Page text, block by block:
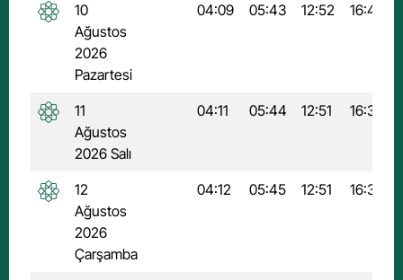
10
Ağustos
2026
Pazartesi
04:09 05:43 12:52 16:40
11
Ağustos
2026 Salı
04:11 05:44 12:51 16:39
12
Ağustos
2026
Çarşamba
04:12 05:45 12:51 16:39